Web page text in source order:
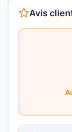
Avis